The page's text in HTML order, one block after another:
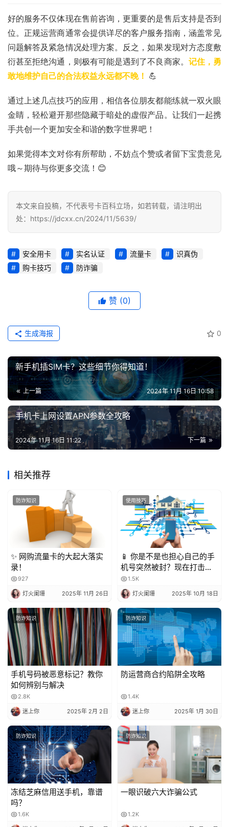
行
业
资
讯
流
量
卡
推
荐
码
认
证
值
业
投稿
好的服务不仅体现在售前咨询，更重要的是售后支持是否到
位。正规运营商通常会提供详尽的客户服务指南，涵盖常见
问题解答及紧急情况处理方案。反之，如果发现对方态度敷
衍甚至拒绝沟通，则极有可能是遇到了不良商家。 记住，勇
敢地维护自己的合法权益永远都不晚！
💪
通过上述几点技巧的应用，相信各位朋友都能练就一双火眼
金睛，轻松避开那些隐藏于暗处的虚假产品。让我们一起携
手共创一个更加安全和谐的数字世界吧！
如果觉得本文对你有所帮助，不妨点个赞或者留下宝贵意见
哦～期待与你更多交流！😊
本文来自投稿，不代表号卡百科立场，如若转载，请注明出
处：https://jdcxx.cn/2024/11/5639/
安全用卡 实名认证 流量卡
识真伪
购卡技巧
防诈骗
赞 (0)
0
生成海报
新手机插SIM卡？这些细节你得知道！
上一篇 2024年 11月 16日 10:58
手机卡上网设置APN参数全攻略
下一篇
2024年 11月 16日 11:22
相关推荐
防诈知识
✨ 网购流量卡的大起大落实
录！
927
灯火阑珊 2025年 11月 26日
使用技巧
📱 你是不是也担心自己的手
机号突然被封？现在打击骚
扰电话越来越严格，一不小
心就可能中招！今天就来聊
聊，到底被多少人标记会封
号？又该怎么避免？
1.5K
灯火阑珊 2025年 10月 18日
防诈知识
手机号码被恶意标记？教你
如何辨别与解决
2.8K
迷上你 2025年 2月 2日
防诈知识
防运营商合约陷阱全攻略
1.4K
迷上你 2025年 1月 30日
防诈知识
冻结芝麻信用送手机，靠谱
吗？
1.6K
防诈知识
一眼识破六大诈骗公式
1.2K